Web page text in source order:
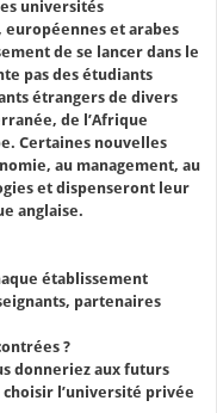
universités
et arabes
de se lancer dans le
pas des étudiants
étrangers de divers
de l’Afrique
Certaines nouvelles
au management, au
et dispenseront leur
anglaise.
établissement
partenaires
?
donneriez aux futurs
l’université privée